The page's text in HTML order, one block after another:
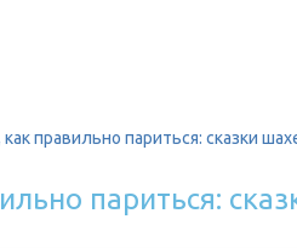
правильно париться: сказки
париться: